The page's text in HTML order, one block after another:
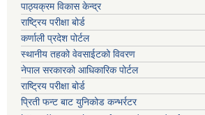
पाठ्यक्रम विकास केन्द्र
राष्ट्रिय परीक्षा बोर्ड
कर्णाली प्रदेश पोर्टल
स्थानीय तहको वेवसाईटको विवरण
नेपाल सरकारको आधिकारिक पोर्टल
राष्ट्रिय परीक्षा बोर्ड
प्रिती फन्ट बाट युनिकोड कन्भर्रटर